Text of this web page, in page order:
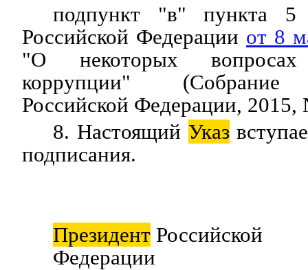
подпункт "в" пункта
Российской Федерации от 8
"О некоторых вопросах
коррупции" (Собрание
Российской Федерации,
8. Настоящий Указ
подписания.
Президент Российской
Федерации